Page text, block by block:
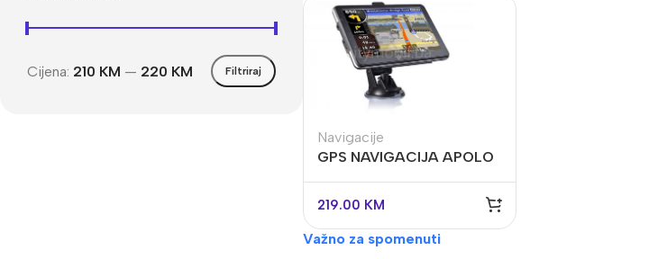
Filtriraj
Cijena: 210 KM — 220 KM
Navigacije
GPS NAVIGACIJA APOLO
219.00 KM
Važno za spomenuti